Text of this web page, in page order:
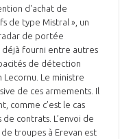
ET SPATIALE
ET SPATIALE
d'achat de
de type Mistral », un
de portée
déjà fourni entre autres
de détection
Lecornu. Le ministre
de ces armements. Il
comme c’est le cas
de contrats. L’envoi de
troupes à Erevan est
au GIFAS.
sectorielles,
...